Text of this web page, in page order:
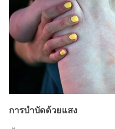
การบำบัดด้วยแสง